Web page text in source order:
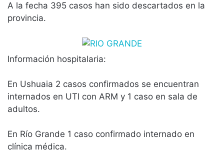
A la fecha 395 casos han sido descartados en la
provincia.
Información hospitalaria:
En Ushuaia 2 casos confirmados se encuentran
internados en UTI con ARM y 1 caso en sala de
adultos.
En Río Grande 1 caso confirmado internado en
clínica médica.